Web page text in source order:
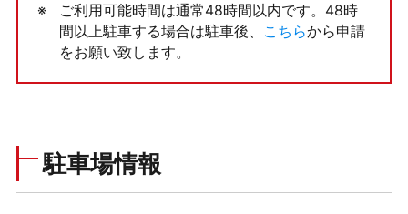
ご利用可能時間は通常48時間以内です。48時
間以上駐車する場合は駐車後、
こちらから申請
をお願い致します。
駐車場情報